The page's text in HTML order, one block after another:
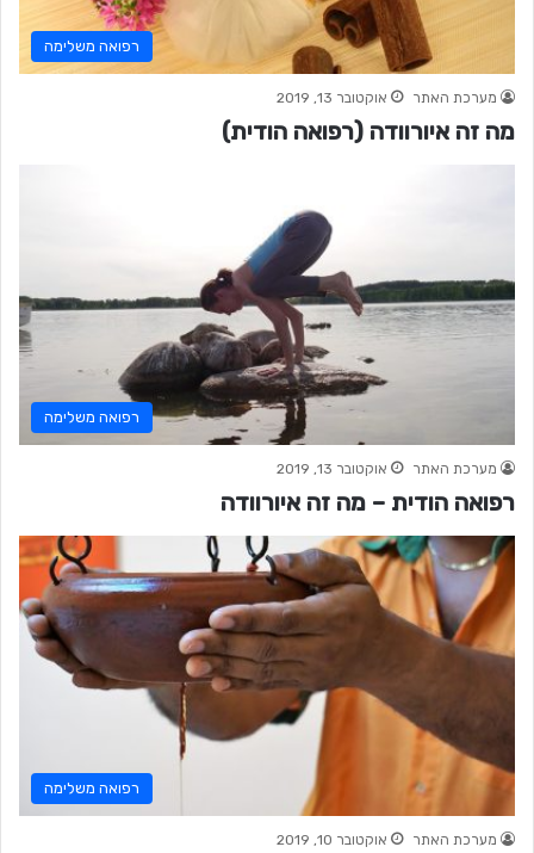
רפואה משלימה
מערכת האתר אוקטובר 13, 2019
מה זה איורוודה (רפואה הודית)
רפואה משלימה
מערכת האתר אוקטובר 13, 2019
רפואה הודית – מה זה איורוודה
רפואה משלימה
מערכת האתר אוקטובר 10, 2019